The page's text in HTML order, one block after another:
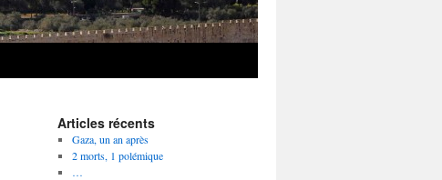
Articles récents
Gaza, un an après
2 morts, 1 polémique
…